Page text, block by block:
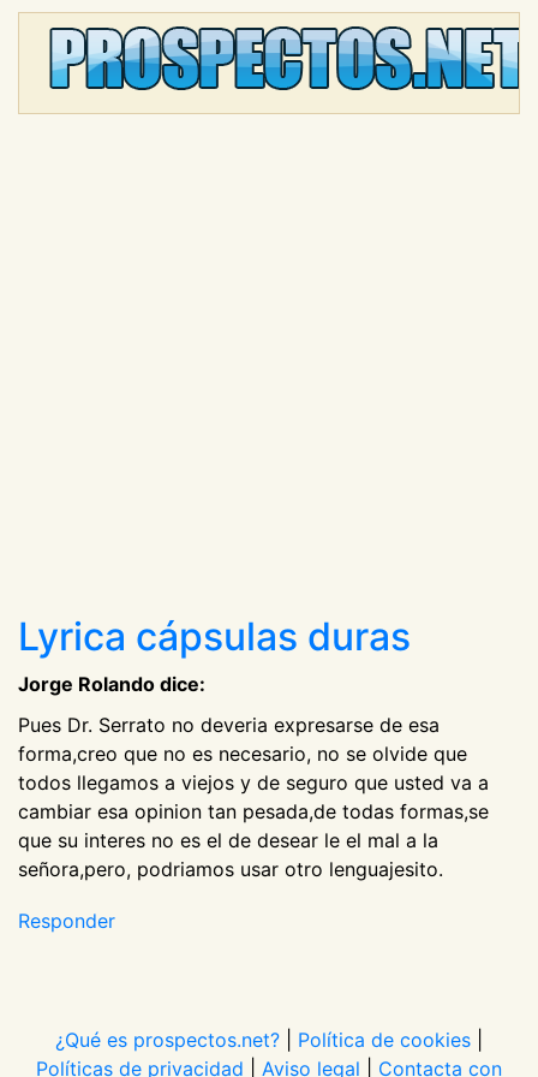
Lyrica cápsulas duras
Jorge Rolando dice:
Pues Dr. Serrato no deveria expresarse de esa
forma,creo que no es necesario, no se olvide que
todos llegamos a viejos y de seguro que usted va a
cambiar esa opinion tan pesada,de todas formas,se
que su interes no es el de desear le el mal a la
señora,pero, podriamos usar otro lenguajesito.
Responder
¿Qué es prospectos.net? Política de cookies
Políticas de privacidad
Aviso legal Contacta con